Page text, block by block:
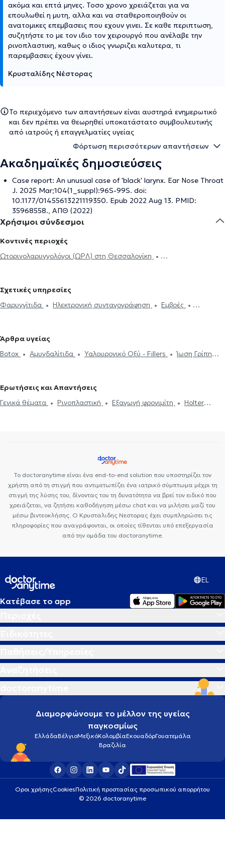
ακόμα και επτά μηνες. Τοσο χρονο χρειάζεται για να
επουλωθεί η μυτη, αλλα και να σταθεροποιηθούν οι
ανατομικες επεμβασεις που εχουν γινει. Σε καθε περιπτωση,
συζητήστε το με τον ιδιο τον χειρουργό που ανέλαβε την
ρινοπλαστικη, καθως ο ιδιος γνωριζει καλυτερα, τι
παρεμβασεις έχουν γίνει.
Κρυσταλίδης Νέστορας
Το περιεχόμενο των απαντήσεων είναι αυστηρά ενημερωτικό
και δεν πρέπει να θεωρηθεί υποκατάστατο συμβουλευτικής
από ιατρούς ή επαγγελματίες υγείας
Φόρτωση περισσότερων απαντήσεων
Ακαδημαϊκές δημοσιεύσεις
Case report: An unusual case of 'black' larynx. Ear Nose Throat
J. 2025 Mar;104(1_suppl):96S-99S. doi:
10.1177/01455613221119350. Epub 2022 Aug 13. PMID:
35968558., ΑΠΘ (2022)
Χρήσιμοι σύνδεσμοι
Κοντινές περιοχές
Ωτορινολαρυγγολόγοι (ΩΡΛ) στη Θεσσαλονίκη
Ωτορινολαρυγγολόγοι (ΩΡΛ) στην Άνω Τούμπα
Ωτορινολαρυγγολόγοι (ΩΡΛ) στην Πυλαία
Ωτορινολαρυγγολόγοι
στο Πανόραμα
Σχετικές υπηρεσίες
Φαρυγγίτιδα
Ηλεκτρονική συνταγογράφηση
Εμβοές
Ωτοπλαστική
Ύπνου
Ρινίτιδα Αλλεργική ρινίτιδα
Διαταραχές κατάποσης -
Άρθρα υγείας
Botox
Αμυγδαλίτιδα Υαλουρονικό Οξύ - Fillers
Ίωση Γρίπη
Ερωτήσεις και Απαντήσεις
Γενικά θέματα
Ρινοπλαστική Εξαγωγή φρονιμίτη
Holter
Εγκεφαλικό επεισόδιο
Το doctoranytime είναι ένα end-to-end solution που υποστηρίζει τον
χρήστη από τη στιγμή που αντιμετωπίζει ένα ιατρικό σύμπτωμα μέχρι τη
στιγμή της λύσης του, δίνοντας του τη δυνατότητα να βρεί τον ειδικό που
χρειάζεται, να ζητήσει καθοδήγηση μέσω chat και να μιλήσει μαζί του
μέσω βιντεοκλήσης. Ο Κρυσταλιδης Νεστορας έχει συμπληρώσει τις
πληροφορίες που αναγράφονται, οι οποίες τίθενται υπό επεξεργασία
από την ομάδα του doctoranytime.
EL
Κατέβασε το app
Διαμορφώνουμε το μέλλον της υγείας
παγκοσμίως
ΕλλάδαΒέλγιοΜεξικόΚολομβίαΕκουαδόρΓουατεμάλα
Βραζιλία
Οροι χρήσηςCookiesΠολιτική προστασίας προσωπικού απορρήτου
© 2026 doctoranytime